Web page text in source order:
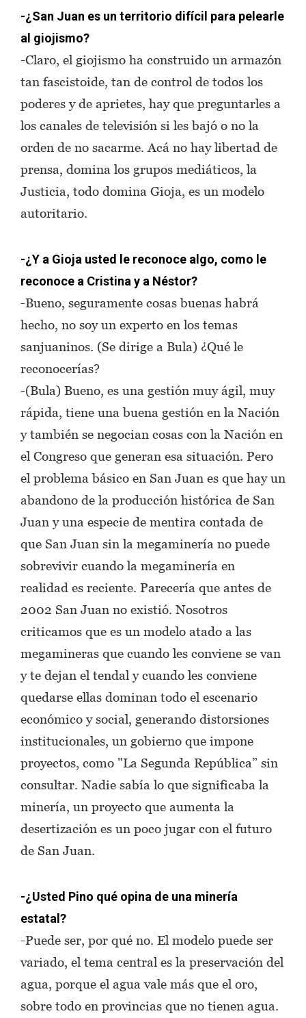
-¿San Juan es un territorio difícil para pelearle
al giojismo?
-Claro, el giojismo ha construido un armazón
tan fascistoide, tan de control de todos los
poderes y de aprietes, hay que preguntarles a
los canales de televisión si les bajó o no la
orden de no sacarme. Acá no hay libertad de
prensa, domina los grupos mediáticos, la
Justicia, todo domina Gioja, es un modelo
autoritario.
-¿Y a Gioja usted le reconoce algo, como le
reconoce a Cristina y a Néstor?
-Bueno, seguramente cosas buenas habrá
hecho, no soy un experto en los temas
sanjuaninos. (Se dirige a Bula) ¿Qué le
reconocerías?
-(Bula) Bueno, es una gestión muy ágil, muy
rápida, tiene una buena gestión en la Nación
y también se negocian cosas con la Nación en
el Congreso que generan esa situación. Pero
el problema básico en San Juan es que hay un
abandono de la producción histórica de San
Juan y una especie de mentira contada de
que San Juan sin la megaminería no puede
sobrevivir cuando la megaminería en
realidad es reciente. Parecería que antes de
2002 San Juan no existió. Nosotros
criticamos que es un modelo atado a las
megamineras que cuando les conviene se van
y te dejan el tendal y cuando les conviene
quedarse ellas dominan todo el escenario
económico y social, generando distorsiones
institucionales, un gobierno que impone
proyectos, como "La Segunda República” sin
consultar. Nadie sabía lo que significaba la
minería, un proyecto que aumenta la
desertización es un poco jugar con el futuro
de San Juan.
-¿Usted Pino qué opina de una minería
estatal?
-Puede ser, por qué no. El modelo puede ser
variado, el tema central es la preservación del
agua, porque el agua vale más que el oro,
sobre todo en provincias que no tienen agua.